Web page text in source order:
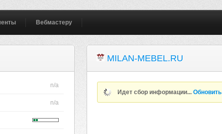
Вебмастеру
n/a
n/a
MILAN-MEBEL.RU
Идет сбор информации...Обновить